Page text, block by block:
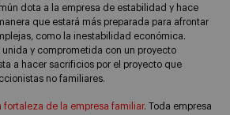
dota a la empresa de estabilidad y hace
que estará más preparada para afrontar
como la inestabilidad económica.
y comprometida con un proyecto
a hacer sacrificios por el proyecto que
no familiares.
fortaleza de la empresa familiar. Toda empresa